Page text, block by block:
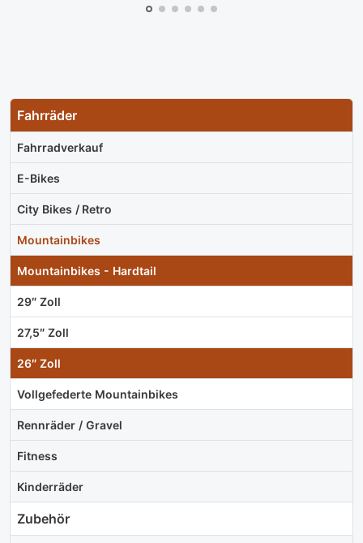
Fahrräder
Fahrradverkauf
E-Bikes
City Bikes / Retro
Mountainbikes
Mountainbikes - Hardtail
29″ Zoll
27,5″ Zoll
26″ Zoll
Vollgefederte Mountainbikes
Rennräder / Gravel
Fitness
Kinderräder
Zubehör